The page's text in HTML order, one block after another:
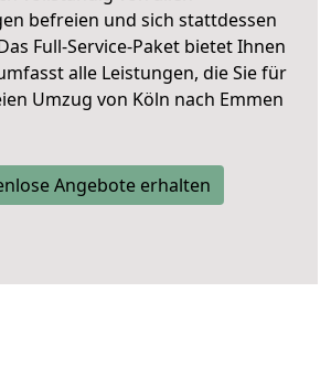
befreien und sich stattdessen
Full-Service-Paket bietet Ihnen
alle Leistungen, die Sie für
Umzug von Köln nach Emmen
Angebote erhalten